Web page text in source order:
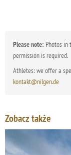
Please note: Photos in
permission is required.
Athletes: we offer a
kontakt@nilgen.de
Zobacz także